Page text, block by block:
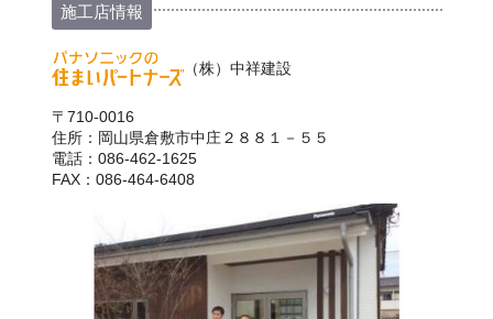
施工店情報
（株）中祥建設
〒710-0016
住所：岡山県倉敷市中庄２８８１－５５
電話：086-462-1625
FAX：086-464-6408